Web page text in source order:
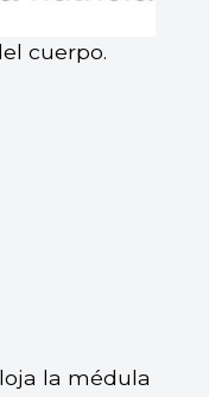
cuerpo.
la médula